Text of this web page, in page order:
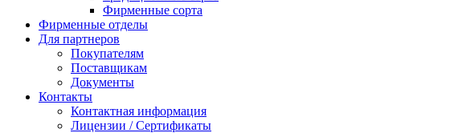
Фирменные сорта
Фирменные отделы
Для партнеров
Покупателям
Поставщикам
Документы
Контакты
Контактная информация
Лицензии / Сертификаты